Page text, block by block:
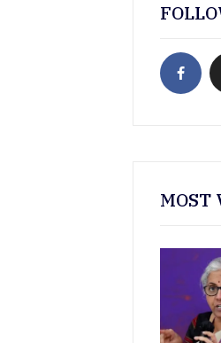
MOST